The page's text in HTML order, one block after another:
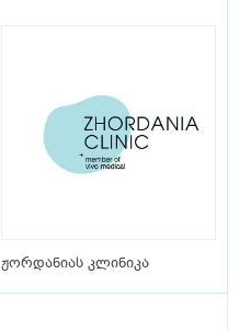
ჟორდანიას კლინიკა